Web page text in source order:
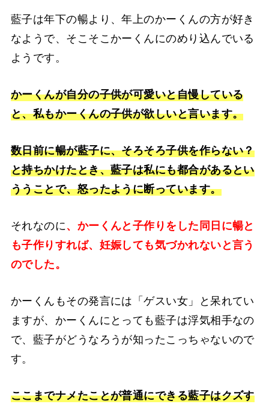
藍子は年下の暢より、年上のかーくんの方が好き
なようで、そこそこかーくんにのめり込んでいる
ようです。
かーくんが自分の子供が可愛いと自慢している
と、私もかーくんの子供が欲しいと言います。
数日前に暢が藍子に、そろそろ子供を作らない？
と持ちかけたとき、藍子は私にも都合があるとい
ううことで、怒ったように断っています。
それなのに、かーくんと子作りをした同日に暢と
も子作りすれば、妊娠しても気づかれないと言う
のでした。
かーくんもその発言には「ゲスい女」と呆れてい
ますが、かーくんにとっても藍子は浮気相手なの
で、藍子がどうなろうが知ったこっちゃないので
す。
ここまでナメたことが普通にできる藍子はクズす